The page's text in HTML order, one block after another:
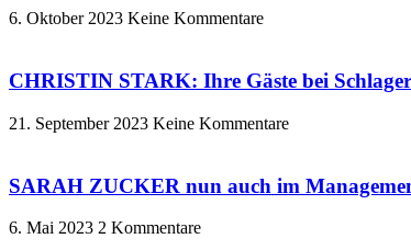
6. Oktober 2023 Keine Kommentare
CHRISTIN STARK: Ihre Gäste bei
21. September 2023 Keine Kommentare
SARAH ZUCKER nun auch im
6. Mai 2023 2 Kommentare